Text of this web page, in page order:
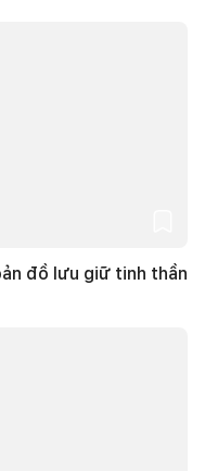
đồ lưu giữ tinh thần